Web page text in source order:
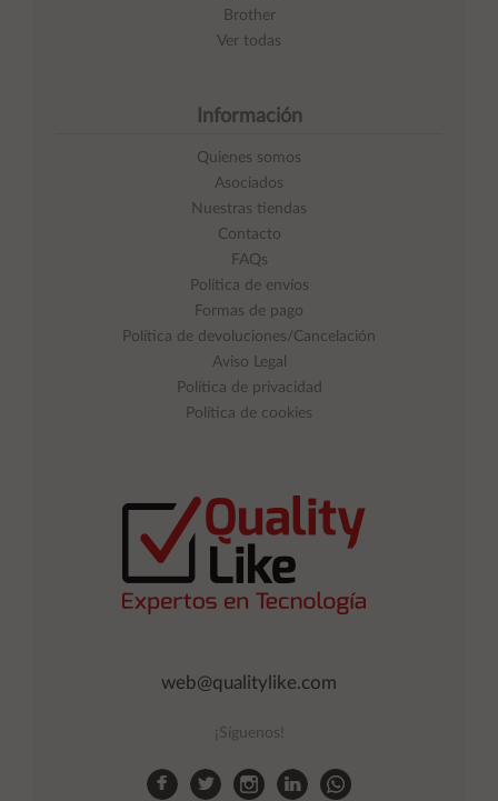
web@qualitylike.com
¡Síguenos!
Brother
Ver todas
Información
Quienes somos
Asociados
Nuestras tiendas
Contacto
FAQs
Política de envíos
Formas de pago
Política de devoluciones/Cancelación
Aviso Legal
Política de privacidad
Política de cookies